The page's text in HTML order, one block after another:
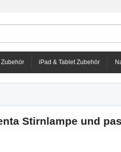
iPad & Tablet Zubehör
Stirnlampe und